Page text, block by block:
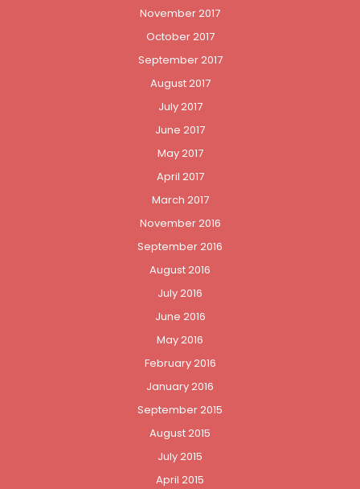
November 2017
October 2017
September 2017
August 2017
July 2017
June 2017
May 2017
April 2017
March 2017
November 2016
September 2016
August 2016
July 2016
June 2016
May 2016
February 2016
January 2016
September 2015
August 2015
July 2015
April 2015